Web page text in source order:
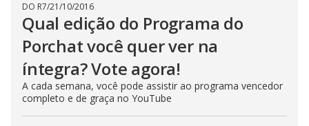
DO R7/21/10/2016
Qual edição do Programa do
Porchat você quer ver na
íntegra? Vote agora!
A cada semana, você pode assistir ao programa vencedor
completo e de graça no YouTube